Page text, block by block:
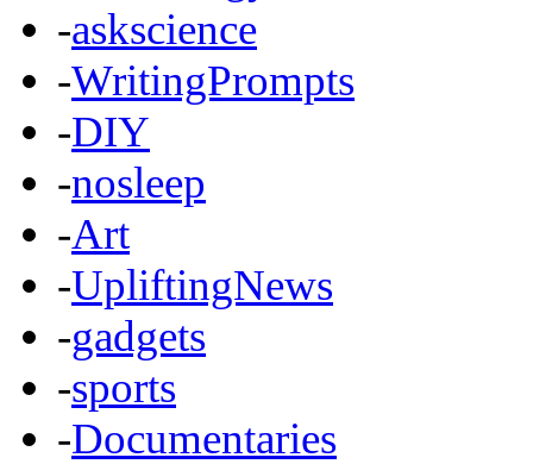
-askscience
-WritingPrompts
-DIY
-nosleep
-Art
-UpliftingNews
-gadgets
-sports
-Documentaries